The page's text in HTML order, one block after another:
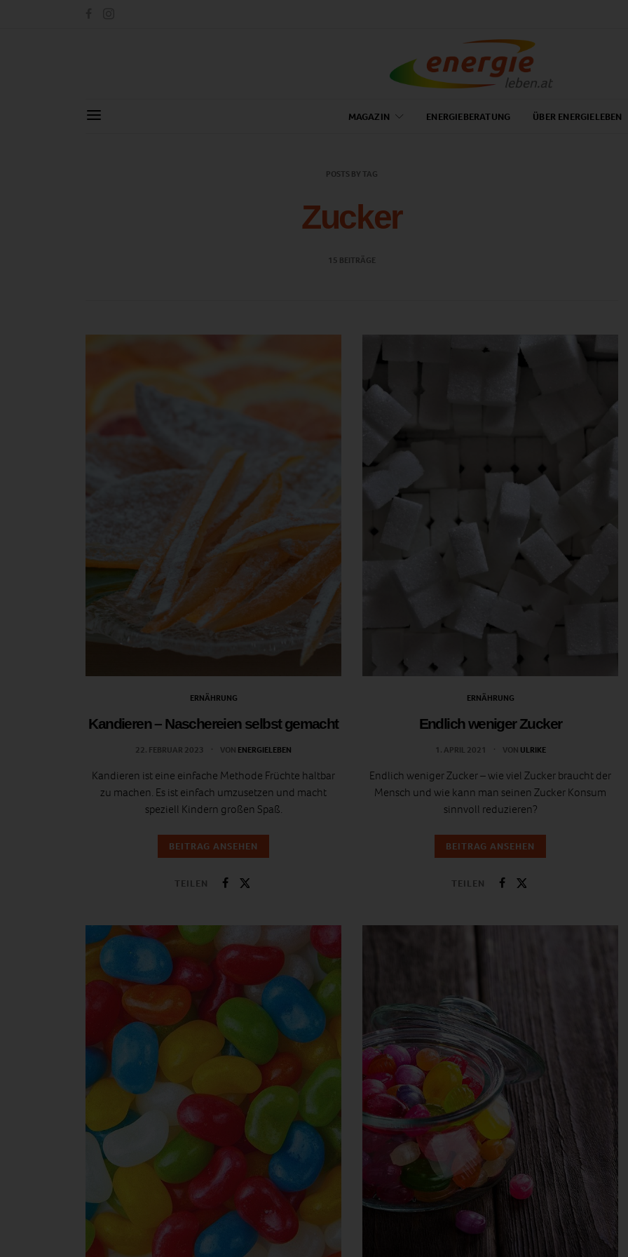
MAGAZIN ENERGIEBERATUNG ÜBER ENERGIELEBEN
POSTS BY TAG
Zucker
15 BEITRÄGE
ERNÄHRUNG
Kandieren – Naschereien selbst gemacht
22. FEBRUAR 2023 VON ENERGIELEBEN
Kandieren ist eine einfache Methode Früchte haltbar
zu machen. Es ist einfach umzusetzen und macht
speziell Kindern großen Spaß.
BEITRAG ANSEHEN
TEILEN
ERNÄHRUNG
Endlich weniger Zucker
1. APRIL 2021 VON ULRIKE
Endlich weniger Zucker – wie viel Zucker braucht der
Mensch und wie kann man seinen Zucker Konsum
sinnvoll reduzieren?
BEITRAG ANSEHEN
TEILEN